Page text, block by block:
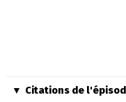
Citations de